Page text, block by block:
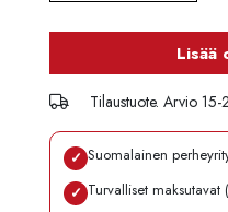
Lisää
Tilaustuote. Arvio
✓ Suomalainen
✓ Turvalliset